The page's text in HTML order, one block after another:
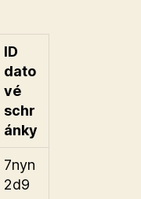
ID
dato
vé
schr
ánky
7nyn
2d9